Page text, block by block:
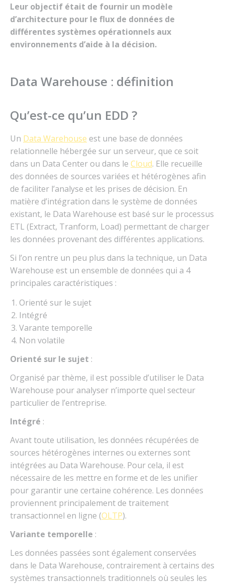
Leur objectif était de fournir un modèle
d’architecture pour le flux de données de
différentes systèmes opérationnels aux
environnements d’aide à la décision.
Data Warehouse : définition
Qu’est-ce qu’un EDD ?
Un Data Warehouse est une base de données
relationnelle hébergée sur un serveur, que ce soit
dans un Data Center ou dans le Cloud. Elle recueille
des données de sources variées et hétérogènes afin
de faciliter l’analyse et les prises de décision. En
matière d’intégration dans le système de données
existant, le Data Warehouse est basé sur le processus
ETL (Extract, Tranform, Load) permettant de charger
les données provenant des différentes applications.
Si l’on rentre un peu plus dans la technique, un Data
Warehouse est un ensemble de données qui a 4
principales caractéristiques :
Orienté sur le sujet
Intégré
Varante temporelle
Non volatile
Orienté sur le sujet :
Organisé par thème, il est possible d’utiliser le Data
Warehouse pour analyser n’importe quel secteur
particulier de l’entreprise.
Intégré :
Avant toute utilisation, les données récupérées de
sources hétérogènes internes ou externes sont
intégrées au Data Warehouse. Pour cela, il est
nécessaire de les mettre en forme et de les unifier
pour garantir une certaine cohérence. Les données
proviennent principalement de traitement
transactionnel en ligne (OLTP).
Variante temporelle :
Les données passées sont également conservées
dans le Data Warehouse, contrairement à certains des
systèmes transactionnels traditionnels où seules les